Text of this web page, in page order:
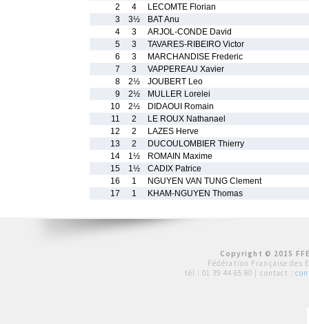
2
4
LECOMTE Florian
3
3½
BAT Anu
4
3
ARJOL-CONDE David
5
3
TAVARES-RIBEIRO Victor
6
3
MARCHANDISE Frederic
7
3
VAPPEREAU Xavier
8
2½
JOUBERT Leo
9
2½
MULLER Lorelei
10
2½
DIDAOUI Romain
11
2
LE ROUX Nathanael
12
2
LAZES Herve
13
2
DUCOULOMBIER Thierry
14
1½
ROMAIN Maxime
15
1½
CADIX Patrice
16
1
NGUYEN VAN TUNG Clement
17
1 KHAM-NGUYEN Thomas
Copyright © 2015
Fédération Française des
tél : 01 39 44 65 80 | contact :